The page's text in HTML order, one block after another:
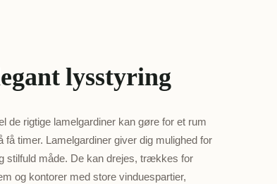
lysstyring
de rigtige lamelgardiner kan gøre for et rum
timer. Lamelgardiner giver dig mulighed for
stilfuld måde. De kan drejes, trækkes for
og kontorer med store vinduespartier,